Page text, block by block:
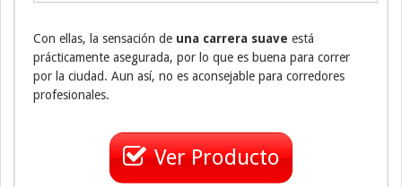
Con ellas, la sensación de una carrera suave está
prácticamente asegurada, por lo que es buena para correr
por la ciudad. Aun así, no es aconsejable para corredores
profesionales.
Ver Producto